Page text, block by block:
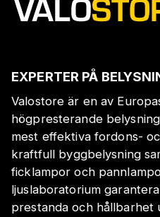
EXPERTER PÅ
Valostore är en av
högpresterande
mest effektiva fordons-
kraftfull byggbelysning
ficklampor och
ljuslaboratorium
prestanda och hållbarhet